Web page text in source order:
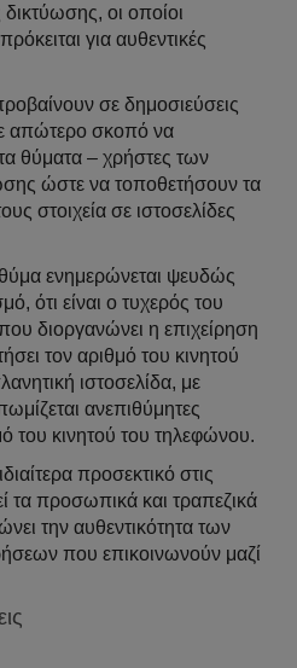
οι οποίοι
για αυθεντικές
σε δημοσιεύσεις
απώτερο σκοπό να
θύματα – χρήστες των
ώστε να τοποθετήσουν τα
στοιχεία σε ιστοσελίδες
ενημερώνεται ψευδώς
ότι είναι ο τυχερός του
διοργανώνει η επιχείρηση
τον αριθμό του κινητού
ιστοσελίδα, με
ανεπιθύμητες
του κινητού του τηλεφώνου.
προσεκτικό στις
τα προσωπικά και τραπεζικά
την αυθεντικότητα των
που επικοινωνούν μαζί